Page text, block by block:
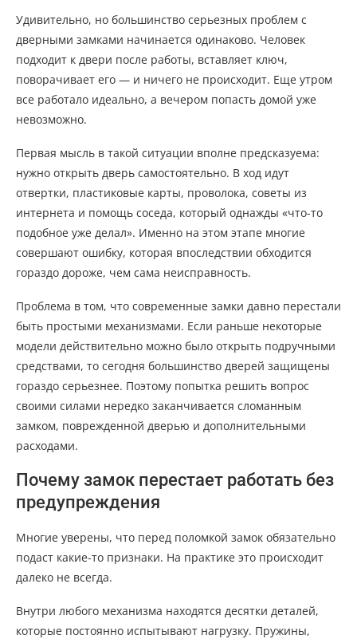
Удивительно, но большинство серьезных проблем с
дверными замками начинается одинаково. Человек
подходит к двери после работы, вставляет ключ,
поворачивает его — и ничего не происходит. Еще утром
все работало идеально, а вечером попасть домой уже
невозможно.
Первая мысль в такой ситуации вполне предсказуема:
нужно открыть дверь самостоятельно. В ход идут
отвертки, пластиковые карты, проволока, советы из
интернета и помощь соседа, который однажды «что-то
подобное уже делал». Именно на этом этапе многие
совершают ошибку, которая впоследствии обходится
гораздо дороже, чем сама неисправность.
Проблема в том, что современные замки давно перестали
быть простыми механизмами. Если раньше некоторые
модели действительно можно было открыть подручными
средствами, то сегодня большинство дверей защищены
гораздо серьезнее. Поэтому попытка решить вопрос
своими силами нередко заканчивается сломанным
замком, поврежденной дверью и дополнительными
расходами.
Почему замок перестает работать без
предупреждения
Многие уверены, что перед поломкой замок обязательно
подаст какие-то признаки. На практике это происходит
далеко не всегда.
Внутри любого механизма находятся десятки деталей,
которые постоянно испытывают нагрузку. Пружины,